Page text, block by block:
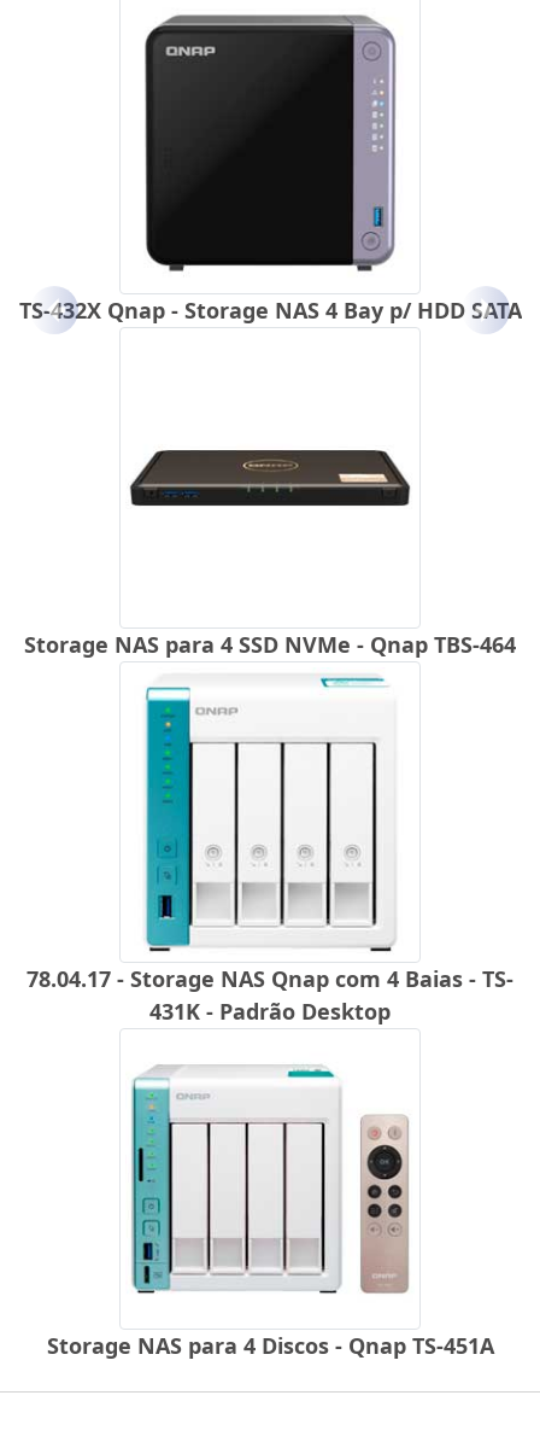
TS-432X Qnap - Storage NAS 4 Bay p/ HDD SATA
Storage NAS para 4 SSD NVMe - Qnap TBS-464
78.04.17 - Storage NAS Qnap com 4 Baias - TS-
431K - Padrão Desktop
Storage NAS para 4 Discos - Qnap TS-451A
Anterior